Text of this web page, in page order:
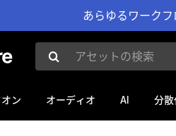
あらゆるワーク
アセットの検索
ン オーディオ AI 分散